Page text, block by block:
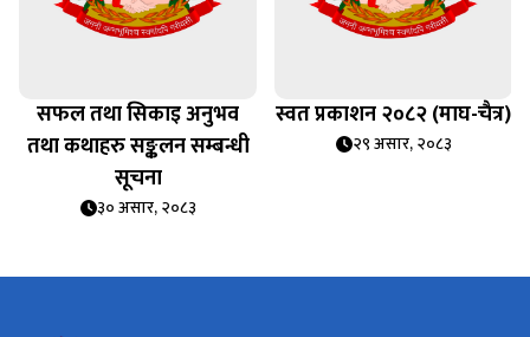
सफल तथा सिकाइ अनुभव
तथा कथाहरु सङ्कलन सम्बन्धी
सूचना
३० असार, २०८३
स्वत प्रकाशन २०८२ (माघ-चैत्र)
२९ असार, २०८३